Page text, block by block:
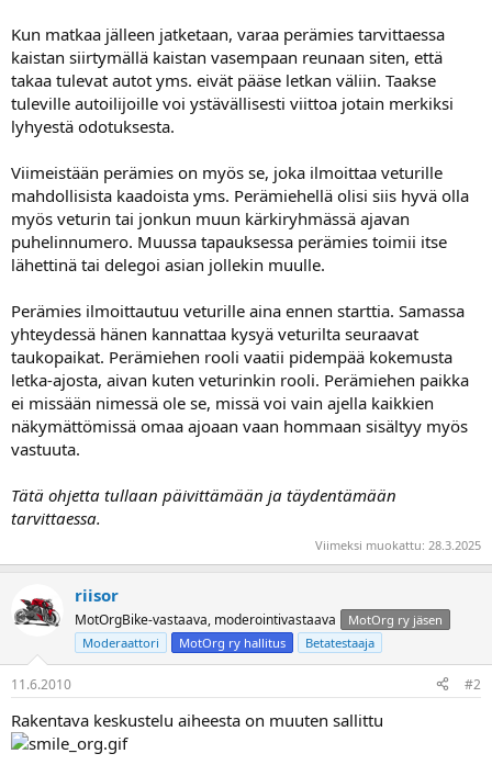
Kun matkaa jälleen jatketaan, varaa perämies tarvittaessa
kaistan siirtymällä kaistan vasempaan reunaan siten, että
takaa tulevat autot yms. eivät pääse letkan väliin. Taakse
tuleville autoilijoille voi ystävällisesti viittoa jotain merkiksi
lyhyestä odotuksesta.
Viimeistään perämies on myös se, joka ilmoittaa veturille
mahdollisista kaadoista yms. Perämiehellä olisi siis hyvä olla
myös veturin tai jonkun muun kärkiryhmässä ajavan
puhelinnumero. Muussa tapauksessa perämies toimii itse
lähettinä tai delegoi asian jollekin muulle.
Perämies ilmoittautuu veturille aina ennen starttia. Samassa
yhteydessä hänen kannattaa kysyä veturilta seuraavat
taukopaikat. Perämiehen rooli vaatii pidempää kokemusta
letka-ajosta, aivan kuten veturinkin rooli. Perämiehen paikka
ei missään nimessä ole se, missä voi vain ajella kaikkien
näkymättömissä omaa ajoaan vaan hommaan sisältyy myös
vastuuta.
Tätä ohjetta tullaan päivittämään ja täydentämään
tarvittaessa.
Viimeksi muokattu: 28.3.2025
riisor
MotOrgBike-vastaava, moderointivastaava
MotOrg ry jäsen
Moderaattori
MotOrg ry hallitus Betatestaaja
11.6.2010 #2
Rakentava keskustelu aiheesta on muuten sallittu